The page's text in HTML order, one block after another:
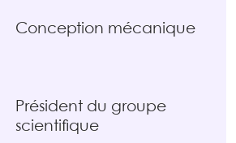
Conception mécanique
Président du groupe
scientifique